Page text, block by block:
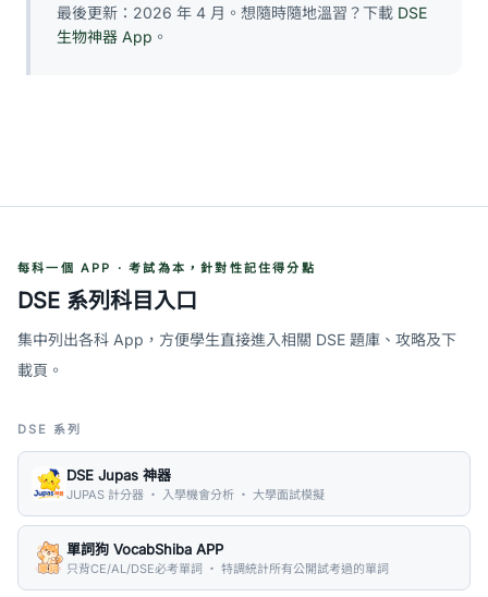
最後更新：2026 年 4 月。想隨時隨地溫習？下載 DSE
生物神器 App 。
每科一個 APP · 考試為本，針對性記住得分點
DSE 系列科目入口
集中列出各科 App，方便學生直接進入相關 DSE 題庫、攻略及下
載頁。
DSE 系列
DSE Jupas 神器
JUPAS 計分器 ・ 入學機會分析 ・ 大學面試模擬
單詞狗 VocabShiba APP
只背CE/AL/DSE必考單詞 ・ 特調統計所有公開試考過的單詞